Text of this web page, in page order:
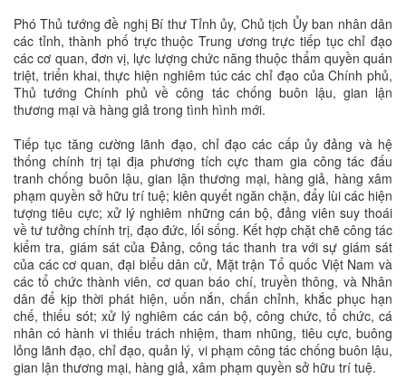
Phó Thủ tướng đề nghị Bí thư Tỉnh ủy, Chủ tịch Ủy ban nhân dân
các tỉnh, thành phố trực thuộc Trung ương trực tiếp tục chỉ đạo
các cơ quan, đơn vị, lực lượng chức năng thuộc thẩm quyền quán
triệt, triển khai, thực hiện nghiêm túc các chỉ đạo của Chính phủ,
Thủ tướng Chính phủ về công tác chống buôn lậu, gian lận
thương mại và hàng giả trong tình hình mới.
Tiếp tục tăng cường lãnh đạo, chỉ đạo các cấp ủy đảng và hệ
thống chính trị tại địa phương tích cực tham gia công tác đấu
tranh chống buôn lậu, gian lận thương mại, hàng giả, hàng xâm
phạm quyền sở hữu trí tuệ; kiên quyết ngăn chặn, đẩy lùi các hiện
tượng tiêu cực; xử lý nghiêm những cán bộ, đảng viên suy thoái
về tư tưởng chính trị, đạo đức, lối sống. Kết hợp chặt chẽ công tác
kiểm tra, giám sát của Đảng, công tác thanh tra với sự giám sát
của các cơ quan, đại biểu dân cử, Mặt trận Tổ quốc Việt Nam và
các tổ chức thành viên, cơ quan báo chí, truyền thông, và Nhân
dân để kịp thời phát hiện, uốn nắn, chấn chỉnh, khắc phục hạn
chế, thiếu sót; xử lý nghiêm các cán bộ, công chức, tổ chức, cá
nhân có hành vi thiếu trách nhiệm, tham nhũng, tiêu cực, buông
lỏng lãnh đạo, chỉ đạo, quản lý, vi phạm công tác chống buôn lậu,
gian lận thương mại, hàng giả, xâm phạm quyền sở hữu trí tuệ.